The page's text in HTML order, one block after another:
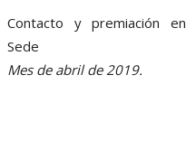
Contacto y premiación en
Sede
Mes de abril de 2019.